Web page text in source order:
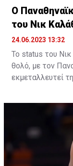
Τουρκ Τέλεκομ
Ο
του Νικ
24.06.2023 13:32
Το status του
θολό, με τον
εκμεταλλευτεί
Το φετινό
αρκετές
στοχεύσει σε
βέβαια
κάποιων εκ των
κομμάτια του